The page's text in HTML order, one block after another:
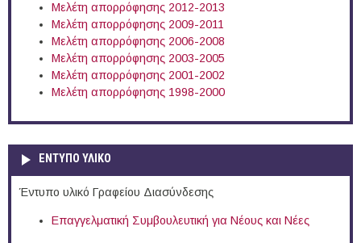
Μελέτη απορρόφησης 2012-2013
Μελέτη απορρόφησης 2009-2011
Μελέτη απορρόφησης 2006-2008
Μελέτη απορρόφησης 2003-2005
Μελέτη απορρόφησης 2001-2002
Μελέτη απορρόφησης 1998-2000
ΕΝΤΥΠΟ ΥΛΙΚΟ
Έντυπο υλικό Γραφείου Διασύνδεσης
Επαγγελματική Συμβουλευτική για Νέους και Νέες